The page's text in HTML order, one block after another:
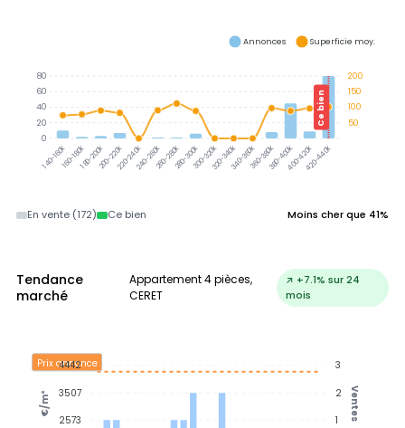
140-160k160-180k180-200k200-220k220-240k240-260k260-280k280-300k300-320k320-340k340-360k360-380k380-400k400-420k420-440k
Ce bien
200
150
100
50
80
60
40
20
0
Annonces Superficie moy.
En vente (172) Ce bien Moins cher que 41%
Tendance
marché
Appartement 4 pièces,
CERET
↗ +7.1% sur 24
mois
Prix annonce 3
2
1 Ventes
4442
3507
2573
€/m²